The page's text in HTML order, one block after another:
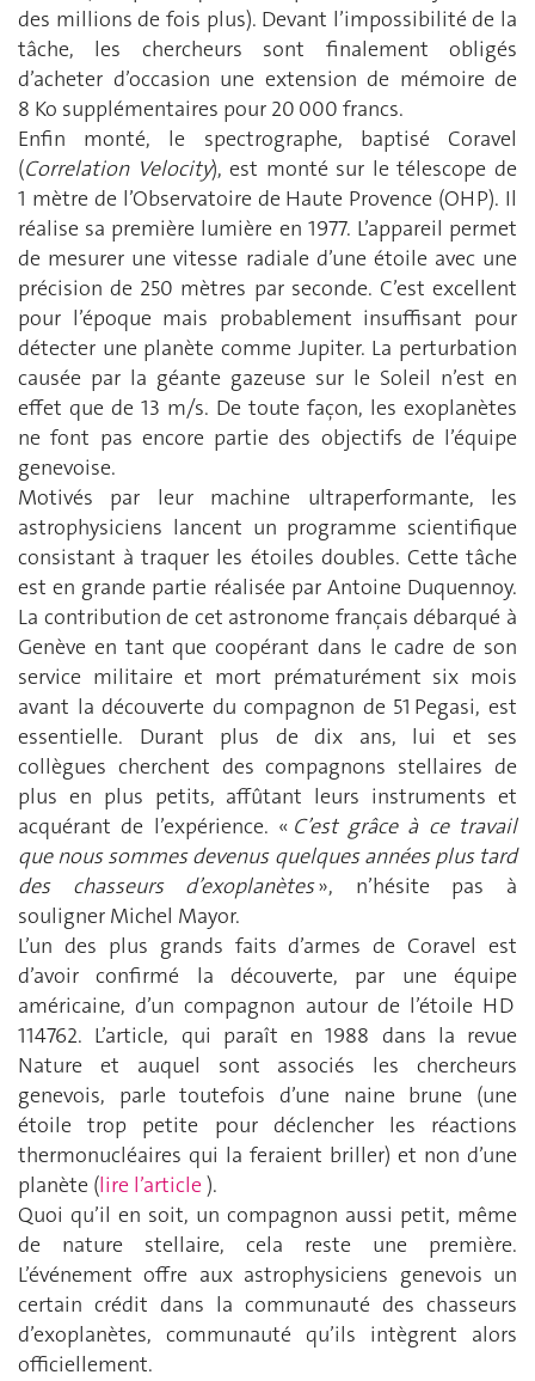
des millions de fois plus). Devant l’impossibilité de la
tâche, les chercheurs sont finalement obligés
d’acheter d’occasion une extension de mémoire de
8 Ko supplémentaires pour 20 000 francs.
Enfin monté, le spectrographe, baptisé Coravel
(Correlation Velocity), est monté sur le télescope de
1 mètre de l’Observatoire de Haute Provence (OHP). Il
réalise sa première lumière en 1977. L’appareil permet
de mesurer une vitesse radiale d’une étoile avec une
précision de 250 mètres par seconde. C’est excellent
pour l’époque mais probablement insuffisant pour
détecter une planète comme Jupiter. La perturbation
causée par la géante gazeuse sur le Soleil n’est en
effet que de 13 m/s. De toute façon, les exoplanètes
ne font pas encore partie des objectifs de l’équipe
genevoise.
Motivés par leur machine ultraperformante, les
astrophysiciens lancent un programme scientifique
consistant à traquer les étoiles doubles. Cette tâche
est en grande partie réalisée par Antoine Duquennoy.
La contribution de cet astronome français débarqué à
Genève en tant que coopérant dans le cadre de son
service militaire et mort prématurément six mois
avant la découverte du compagnon de 51 Pegasi, est
essentielle. Durant plus de dix ans, lui et ses
collègues cherchent des compagnons stellaires de
plus en plus petits, affûtant leurs instruments et
acquérant de l’expérience. « C’est grâce à ce travail
que nous sommes devenus quelques années plus tard
des chasseurs d’exoplanètes», n’hésite pas à
souligner Michel Mayor.
L’un des plus grands faits d’armes de Coravel est
d’avoir confirmé la découverte, par une équipe
américaine, d’un compagnon autour de l’étoile HD
114762. L’article, qui paraît en 1988 dans la revue
Nature et auquel sont associés les chercheurs
genevois, parle toutefois d’une naine brune (une
étoile trop petite pour déclencher les réactions
thermo­nucléaires qui la feraient briller) et non d’une
planète (lire l’article).
Quoi qu’il en soit, un compagnon aussi petit, même
de nature stellaire, cela reste une première.
L’événement offre aux astrophysiciens genevois un
certain crédit dans la communauté des chasseurs
d’exoplanètes, communauté qu’ils intègrent alors
officiellement.